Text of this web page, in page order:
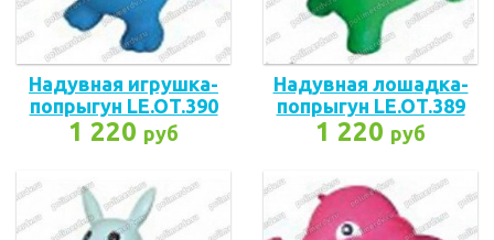
Надувная игрушка-
попрыгун LE.OT.390
1 220 руб
Надувная лошадка-
попрыгун LE.OT.389
1 220 руб